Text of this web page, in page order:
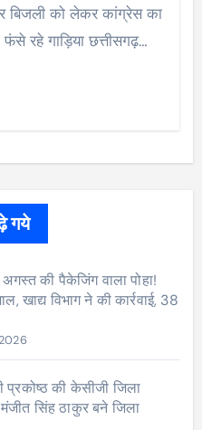
रहे गाड़िया छत्तीसगढ़…
गये
की पैकेजिंग वाला पोहा!
खाद्य विभाग ने की कार्रवाई, 38
प्रकोष्ठ की केसीजी जिला
मंजीत सिंह ठाकुर बने जिला